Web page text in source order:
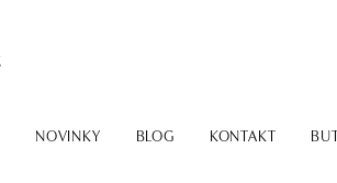
NOVINKY BLOG KONTAKT